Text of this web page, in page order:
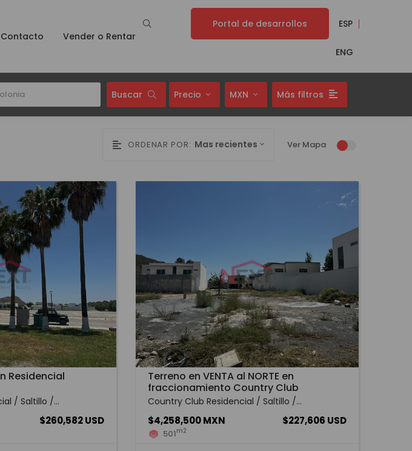
Contacto Vender o Rentar
Portal de desarrollos ESP
ENG
Buscar Precio MXN Más filtros
ORDENAR POR: Mas recientes Ver Mapa
Residencial
/ Saltillo /...
$260,582 USD
Terreno en VENTA al NORTE en
fraccionamiento Country Club
Country Club Residencial / Saltillo /...
$4,258,500 MXN $227,606 USD
501m2